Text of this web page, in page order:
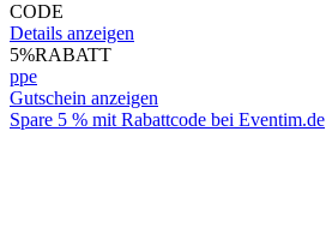
CODE
Details anzeigen
5%RABATT
ppe
Gutschein anzeigen
Spare 5 % mit Rabattcode bei Eventim.de